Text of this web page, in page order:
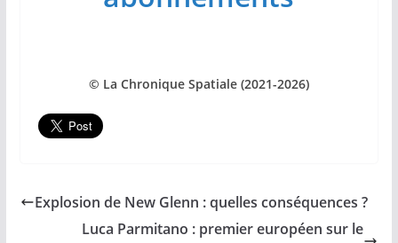
© La Chronique Spatiale (2021-2026)
Explosion de New Glenn : quelles conséquences ?
Luca Parmitano : premier européen sur le